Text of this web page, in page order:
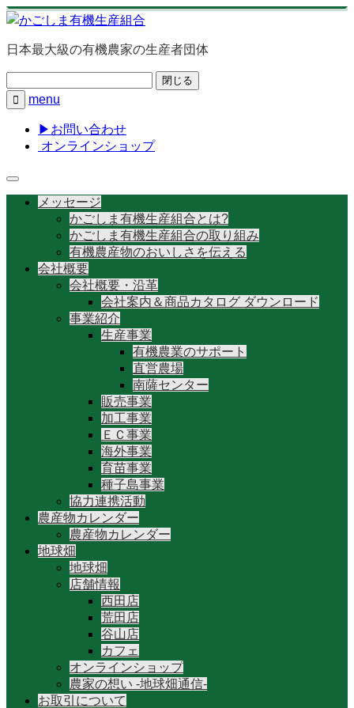
日本最大級の有機農家の生産者団体
閉じる

menu
▶お問い合わせ
オンラインショップ
メッセージ
かごしま有機生産組合とは?
かごしま有機生産組合の取り組み
有機農産物のおいしさを伝える
会社概要
会社概要・沿革
会社案内＆商品カタログ ダウンロード
事業紹介
生産事業
有機農業のサポート
直営農場
南薩センター
販売事業
加工事業
ＥＣ事業
海外事業
育苗事業
種子島事業
協力連携活動
農産物カレンダー
農産物カレンダー
地球畑
地球畑
店舗情報
西田店
荒田店
谷山店
カフェ
オンラインショップ
農家の想い -地球畑通信-
お取引について